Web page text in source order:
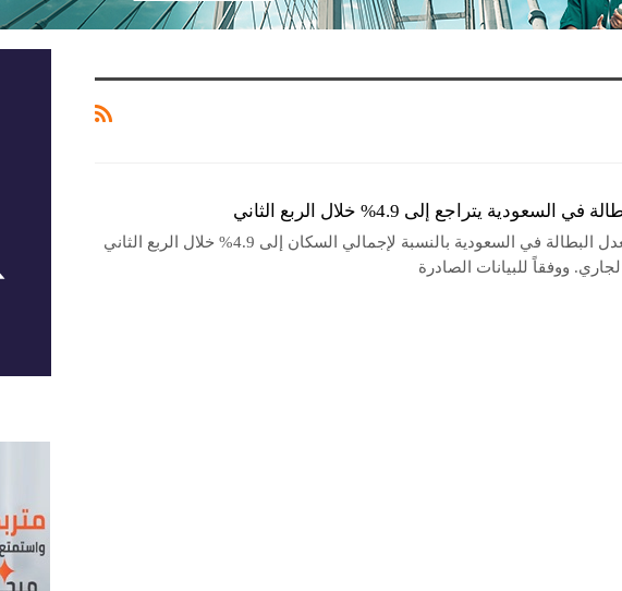
السعودية يتراجع إلى 4.9% خلال الربع الثاني
انخفض معدل البطالة في السعودية بالنسبة لإجمالي السكان إلى 4.9% خلال الربع الثاني
ووفقاً للبيانات الصادرة